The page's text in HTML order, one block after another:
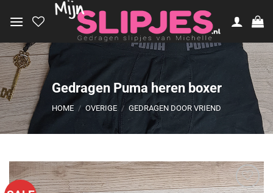
naar
Gedragen Puma heren boxer
HOME / OVERIGE / GEDRAGEN DOOR VRIEND